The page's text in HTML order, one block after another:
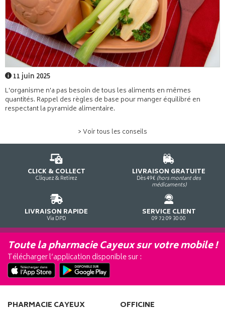
11 juin 2025
L'organisme n'a pas besoin de tous les aliments en mêmes
quantités. Rappel des règles de base pour manger équilibré en
respectant la pyramide alimentaire.
> Voir tous les conseils
CLICK & COLLECT
Cliquez & Retirez
LIVRAISON GRATUITE
Dès 49€ (hors montant des
médicaments)
LIVRAISON RAPIDE
Via DPD
SERVICE CLIENT
09 72 09 30 00
Toute la pharmacie Cayeux sur votre mobile !
Télécharger l’application disponible sur :
PHARMACIE CAYEUX OFFICINE